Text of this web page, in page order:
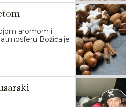
aromom i
Božića je